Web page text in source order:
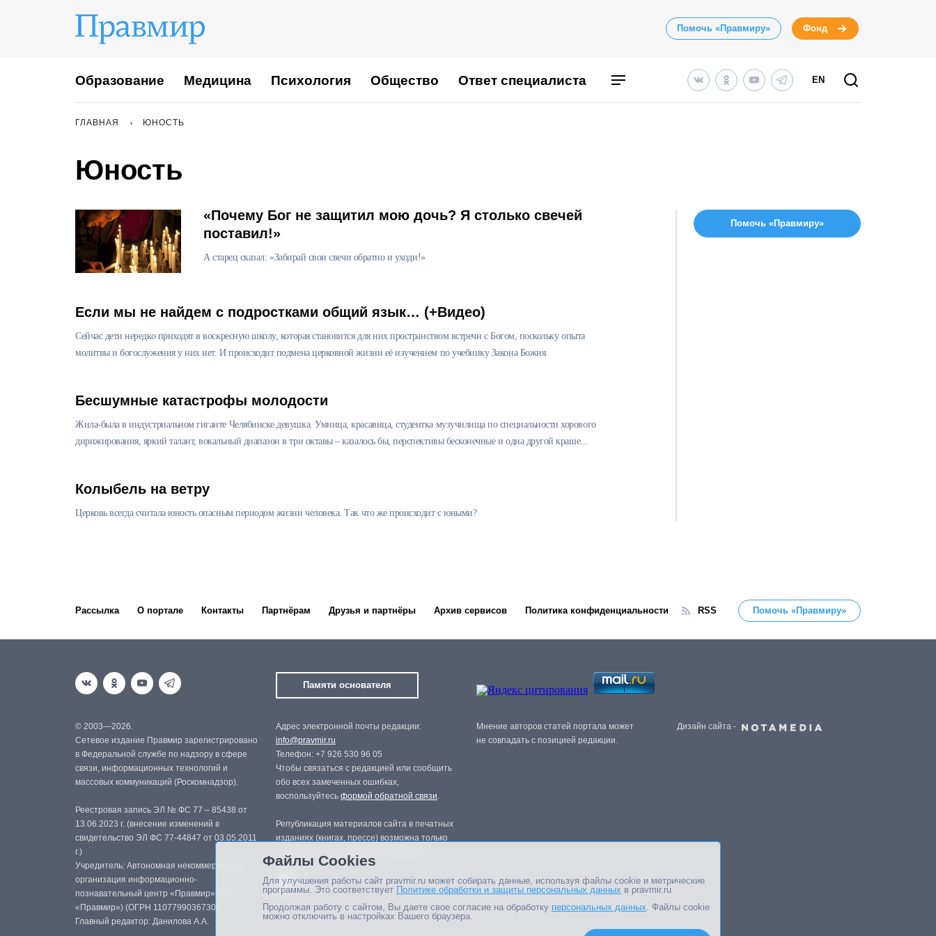
Помочь «Правмиру» Фонд
Образование Медицина Психология Общество Ответ специалиста EN
ГЛАВНАЯ ЮНОСТЬ
Юность
«Почему Бог не защитил мою дочь? Я столько свечей
поставил!»
А старец сказал: «Забирай свои свечи обратно и уходи!»
Если мы не найдем с подростками общий язык… (+Видео)
Сейчас дети нередко приходят в воскресную школу, которая становится для них пространством встречи с Богом, поскольку опыта
молитвы и богослужения у них нет. И происходит подмена церковной жизни её изучением по учебнику Закона Божия.
Бесшумные катастрофы молодости
Жила-была в индустриальном гиганте Челябинске девушка. Умница, красавица, студентка музучилища по специальности хорового
дирижирования, яркий талант, вокальный диапазон в три октавы – казалось бы, перспективы бесконечные и одна другой краше...
Колыбель на ветру
Церковь всегда считала юность опасным периодом жизни человека. Так что же происходит с юными?
Помочь «Правмиру»
Рассылка О портале Контакты Партнёрам Друзья и партнёры Архив сервисов Политика конфиденциальности RSS Помочь «Правмиру»
Памяти основателя
© 2003—2026.
Сетевое издание Правмир зарегистрировано
в Федеральной службе по надзору в сфере
связи, информационных технологий и
массовых коммуникаций (Роскомнадзор).
Реестровая запись ЭЛ № ФС 77 – 85438 от
13.06.2023 г. (внесение изменений в
свидетельство ЭЛ ФС 77-44847 от 03.05.2011
г.)
Учредитель: Автономная некоммерческая
организация информационно-
познавательный центр «Правмир» (АНО
«Правмир») (ОГРН 1107799036730)
Главный редактор: Данилова А.А.
Адрес электронной почты редакции:
info@pravmir.ru
Телефон: +7 926 530 96 05
Чтобы связаться с редакцией или сообщить
обо всех замеченных ошибках,
воспользуйтесь формой обратной связи.
Републикация материалов сайта в печатных
изданиях (книгах, прессе) возможна только
Мнение авторов статей портала может
не совпадать с позицией редакции.
Дизайн сайта -
Файлы Cookies
Для улучшения работы сайт pravmir.ru может собирать данные, используя файлы cookie и метрические
программы. Это соответствует Политике обработки и защиты персональных данных в pravmir.ru
Продолжая работу с сайтом, Вы даете свое согласие на обработку персональных данных. Файлы cookie
можно отключить в настройках Вашего браузера.